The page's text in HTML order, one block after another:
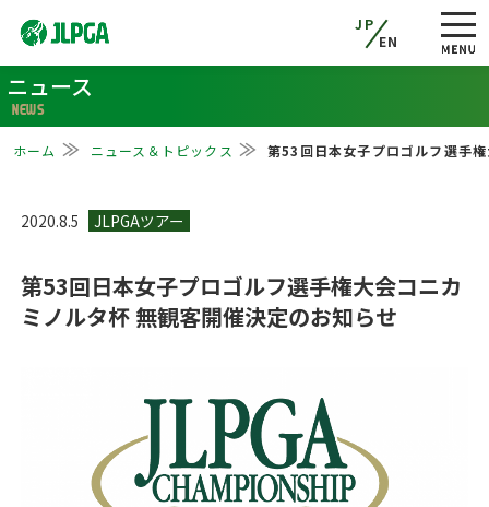
JP
EN
ニュース
NEWS
ホーム ニュース＆トピックス 第53回日本女子プロゴルフ選手
2020.8.5
第53回日本女子プロゴルフ選手権大会コニカ
ミノルタ杯 無観客開催決定のお知らせ